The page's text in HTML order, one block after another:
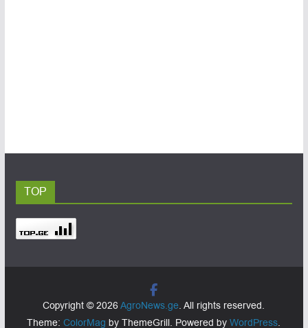
TOP
Copyright © 2026AgroNews.ge. All rights reserved.
Theme:ColorMag by ThemeGrill. Powered byWordPress.